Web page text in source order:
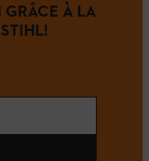
GRÂCE À LA